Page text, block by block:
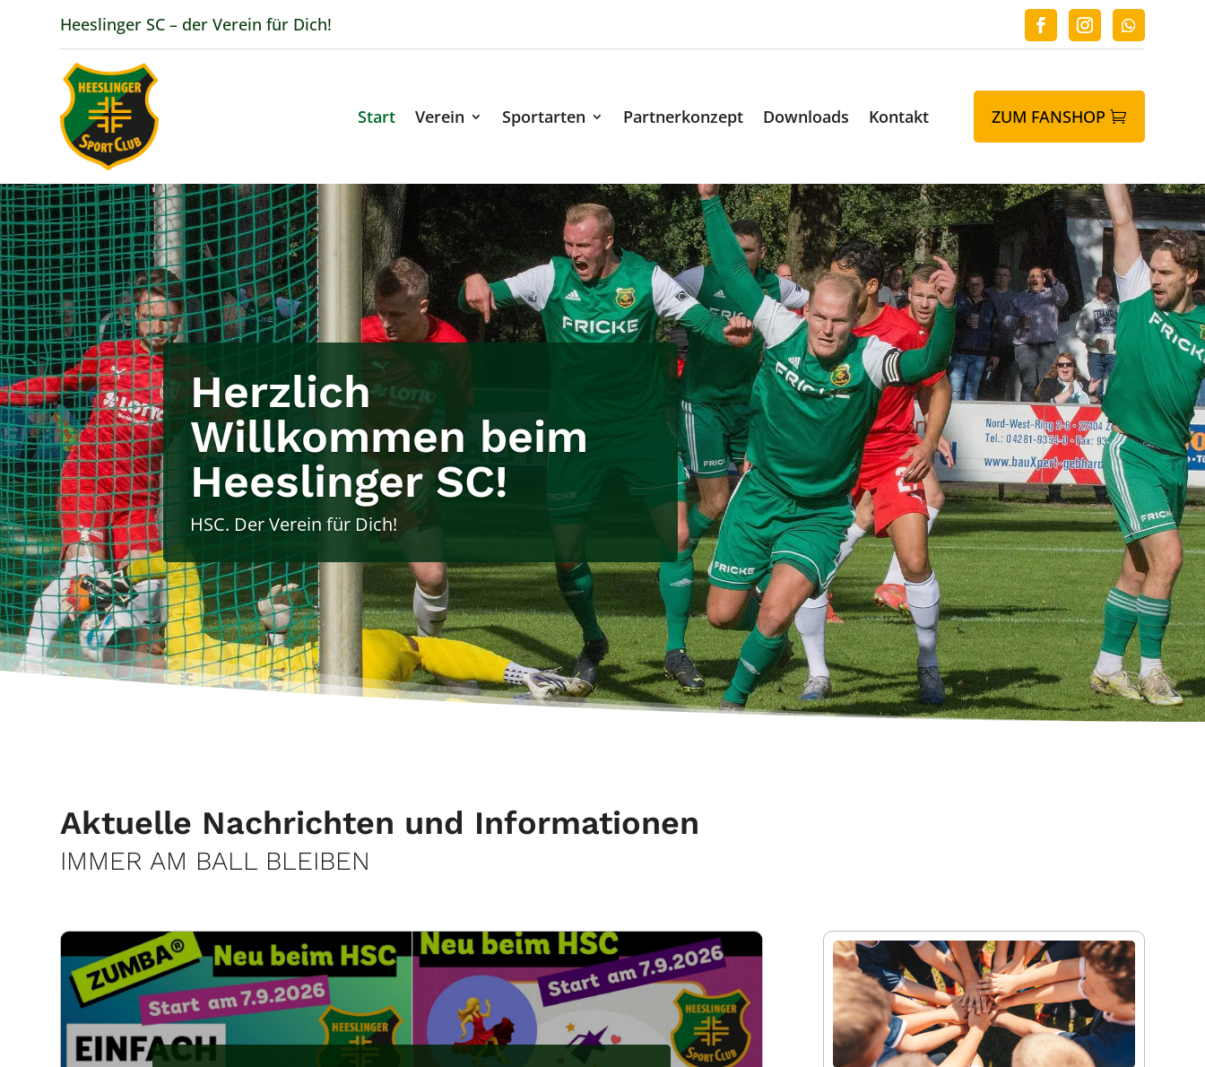
Heeslinger SC – der Verein für Dich!
Start Verein Sportarten Partnerkonzept Downloads Kontakt ZUM FANSHOP
Herzlich
Willkommen beim
Heeslinger SC!
HSC. Der Verein für Dich!
Aktuelle Nachrichten und Informationen
IMMER AM BALL BLEIBEN